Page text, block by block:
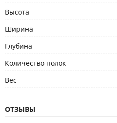
Высота
Ширина
Глубина
Количество полок
Вес
ОТЗЫВЫ